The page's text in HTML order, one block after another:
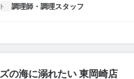
調理師・調理スタッフ
の海に溺れたい 東岡崎店